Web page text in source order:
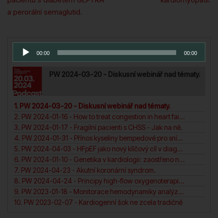
a perorální semaglutid.
Audio
přehrávač00:00 00:00
PW 2024-03-20 - Diskusní webinář nad tématy.
1. PW 2024-03-20 - Diskusní webinář nad tématy.
2. PW 2024-01-16 - How to treat congestion in heart failure?
3. PW 2024-01-17 - Fragilní pacienti s CHSS - Jak na ně.
4. PW 2024-01-31 - Přínos kyseliny bempedové pro snížení KV rizika pacientů. N
5. PW 2024-04-03 - HFpEF jako nový klíčový cíl v diagnosticea léčbě srdečního selhání.
6. PW 2024-01-10 - Genetika v kardiologii: zaostřeno na (ne)dilatační a arytmogenní kardiomyopatii pravé komory.
7. PW 2024-04-23 - Akutní koronární syndrom.
8. PW 2024-04-24 - Principy high-flow oxygenoterapie v intenzivní péči. N
9. PW 2023-01-18 - Monitorace hemodynamiky analýza arteriální křivky.
10. PW 2023-02-07 - Kardiogenní šok ne zcela tradičně